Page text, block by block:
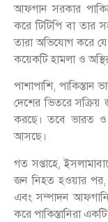
আফগান সরকার
করে টিটিপি বা তার
তারা অভিযোগ করে
কয়েকটি হামলা ও
পাশাপাশি,
দেশের ভিতরে সক্রিয়
করছে। তবে ভারত ও
আসছে।
গত সপ্তাহে,
জন নিহত হওয়ার পর,
এবং সম্পাদন
করে পাকিস্তানিরা